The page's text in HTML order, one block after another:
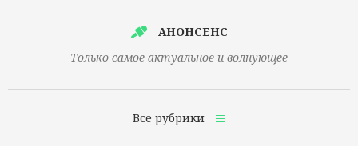
АНОНСЕНС
Только самое актуальное и волнующее
Все рубрики